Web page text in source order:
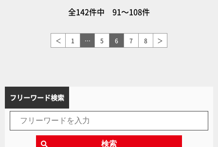
続々！
全142件中 91～108件
＜ 1 … 5 6 7 8 ＞
フリーワード検索
検索